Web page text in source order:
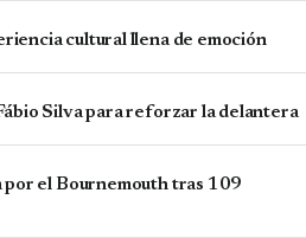
cultural llena de emoción
Silva para reforzar la delantera
por el Bournemouth tras 109